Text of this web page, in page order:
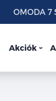
OMODA 7
Akciók